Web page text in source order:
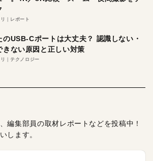
レポート
のUSB-Cポートは大丈夫？ 認識しない・
きない原因と正しい対策
テクノロジー
編集部員の取材レポートなどを投稿中！
します。